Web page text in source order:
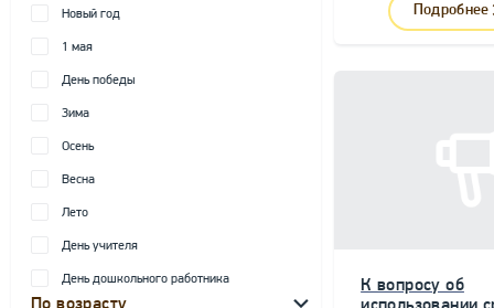
Новый год
1 мая
День победы
Зима
Осень
Весна
Лето
День учителя
День дошкольного работника
Подробнее
К вопросу об